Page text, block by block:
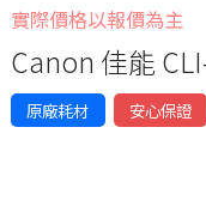
實際價格以報價為主
Canon 佳能
原廠耗材 安心保證